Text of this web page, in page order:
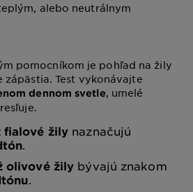
alebo neutrálnym
pomocníkom je pohľad na žily
zápästia. Test vykonávajte
dennom svetle, umelé
fialové žily naznačujú
olivové žily bývajú znakom